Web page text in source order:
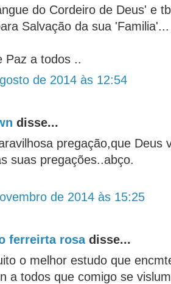
do Cordeiro de Deus' e
Salvação da sua 'Familia'...
Paz a todos ..
de 2014 às 12:54
disse...
pregação,que Deus
suas pregações..abço.
de 2014 às 15:25
ferreirta rosadisse...
o melhor estudo que
a todos que comigo se